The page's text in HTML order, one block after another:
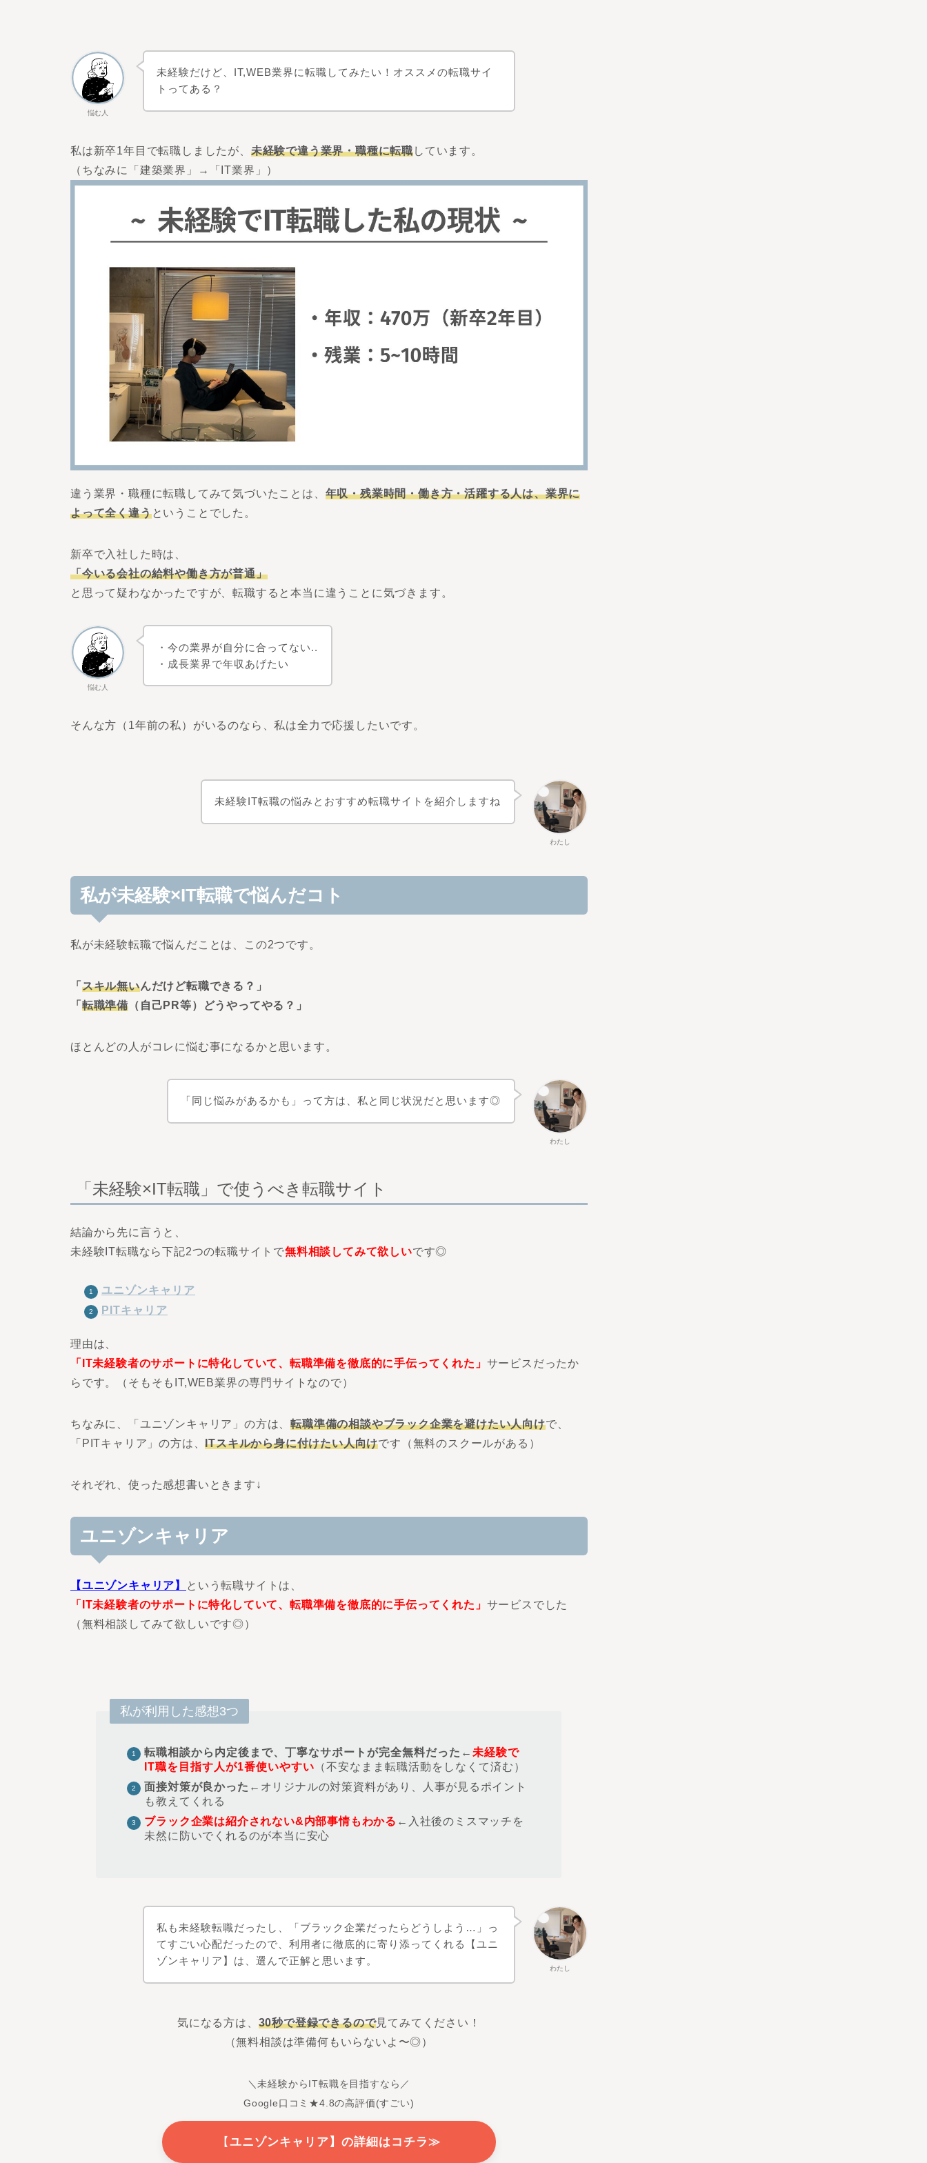
悩む人
未経験だけど、IT,WEB業界に転職してみたい！オススメの転職サイ
トってある？
私は新卒1年目で転職しましたが、 未経験で違う業界・職種に転職しています。
（ちなみに「建築業界」→「IT業界」）
違う業界・職種に転職してみて気づいたことは、 年収・残業時間・働き方・活躍する人は、業界に
よって全く違うということでした。
新卒で入社した時は、
「今いる会社の給料や働き方が普通」
と思って疑わなかったですが、転職すると本当に違うことに気づきます。
悩む人
・今の業界が自分に合ってない..
・成長業界で年収あげたい
そんな方（1年前の私）がいるのなら、私は全力で応援したいです。
わたし
未経験IT転職の悩みとおすすめ転職サイトを紹介しますね
私が未経験×IT転職で悩んだコト
私が未経験転職で悩んだことは、この2つです。
「 スキル無いんだけど転職できる？」
「 転職準備 （自己PR等）どうやってやる？」
ほとんどの人がコレに悩む事になるかと思います。
わたし
「同じ悩みがあるかも」って方は、私と同じ状況だと思います◎
「未経験×IT転職」で使うべき転職サイト
結論から先に言うと、
未経験IT転職なら下記2つの転職サイトで無料相談してみて欲しいです◎
ユニゾンキャリア
PITキャリア
理由は、
「IT未経験者のサポートに特化していて、転職準備を徹底的に手伝ってくれた」 サービスだったか
らです。（そもそもIT,WEB業界の専門サイトなので）
ちなみに、「ユニゾンキャリア」の方は、転職準備の相談やブラック企業を避けたい人向けで、
「PITキャリア」の方は、ITスキルから身に付けたい人向けです（無料のスクールがある）
それぞれ、使った感想書いときます↓
ユニゾンキャリア
【ユニゾンキャリア】
という転職サイトは、
「IT未経験者のサポートに特化していて、転職準備を徹底的に手伝ってくれた」 サービスでした
（無料相談してみて欲しいです◎）
私が利用した感想3つ
転職相談から内定後まで、丁寧なサポートが完全無料だった ←未経験で
IT職を目指す人が1番使いやすい （不安なまま転職活動をしなくて済む）
面接対策が良かった ← オリジナルの対策資料があり、人事が見るポイント
も教えてくれる
ブラック企業は紹介されない&内部事情もわかる ←入社後のミスマッチを
未然に防いでくれるのが本当に安心
わたし
私も未経験転職だったし、「ブラック企業だったらどうしよう…」っ
てすごい心配だったので、利用者に徹底的に寄り添ってくれる【ユニ
ゾンキャリア】は、選んで正解と思います。
気になる方は、 30秒で登録できるので見てみてください！
（無料相談は準備何もいらないよ〜◎）
＼未経験からIT転職を目指すなら／
Google口コミ★4.8の高評価(すごい)
【 ユニゾンキャリア】の詳細はコチラ≫